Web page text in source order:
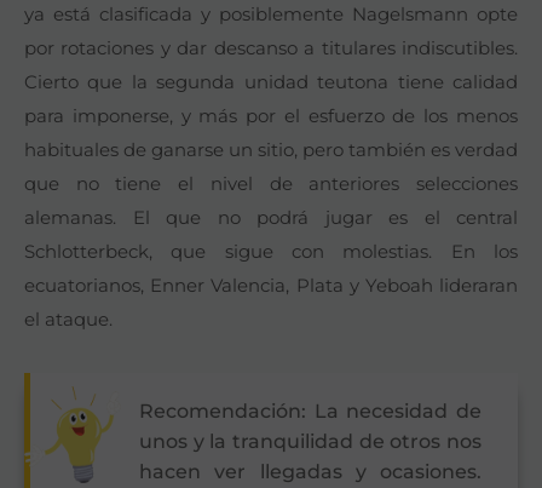
ya está clasificada y posiblemente Nagelsmann opte
por rotaciones y dar descanso a titulares indiscutibles.
Cierto que la segunda unidad teutona tiene calidad
para imponerse, y más por el esfuerzo de los menos
habituales de ganarse un sitio, pero también es verdad
que no tiene el nivel de anteriores selecciones
alemanas. El que no podrá jugar es el central
Schlotterbeck, que sigue con molestias. En los
ecuatorianos, Enner Valencia, Plata y Yeboah lideraran
el ataque.
Recomendación: La necesidad de
unos y la tranquilidad de otros nos
hacen ver llegadas y ocasiones.